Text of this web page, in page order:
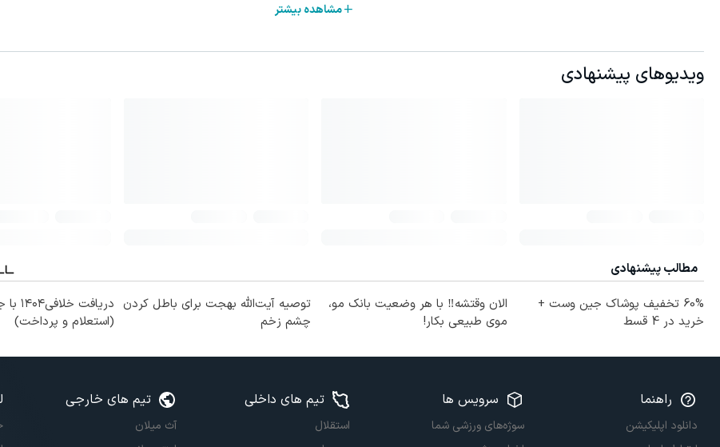
مشاهده بیشتر
ویدیوهای پیشنهادی
مطالب پیشنهادی
60% تخفیف پوشاک جین وست +
خرید در 4 قسط
الان وقتشه‼️ با هر وضعیت بانک مو،
موی طبیعی بکار!
توصیه آیت‌الله بهجت برای باطل کردن
چشم زخم
دریافت
(استعلام و پرداخت)
راهنما
دانلود اپلیکیشن
سرویس ها
سوژه‌های ورزشی شما
تیم های داخلی
استقلال
تیم های خارجی
آث میلان